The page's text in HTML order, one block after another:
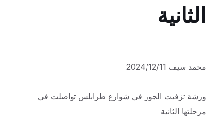
الثانية
محمد سيف 2024/12/11
ورشة تزفيت الجور في شوارع طرابلس تواصلت في
مرحلتها الثانية